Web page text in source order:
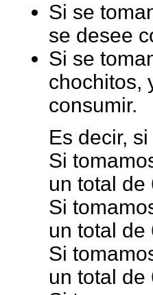
Si se
se desee
Si se
chochitos,
consumir.
Es decir,
Si
un total de
Si
un total de
Si
un total de